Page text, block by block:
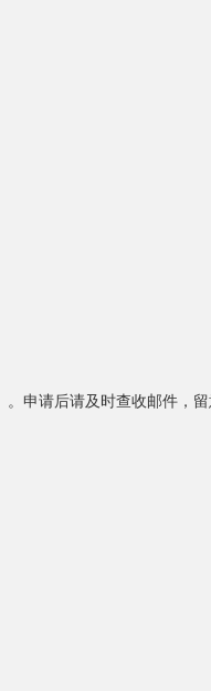
申请后请及时查收邮件，留